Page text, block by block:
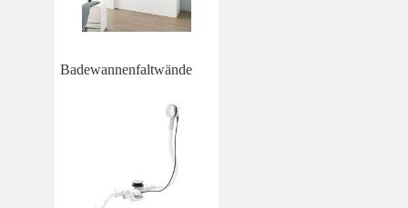
Badewannenfaltwände